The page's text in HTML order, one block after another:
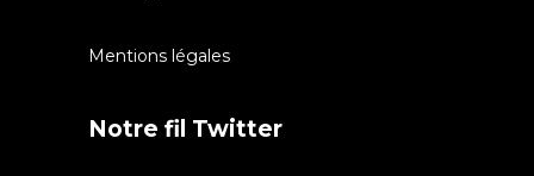
Mentions légales
Notre fil Twitter